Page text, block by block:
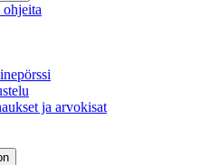
ja arvokisat